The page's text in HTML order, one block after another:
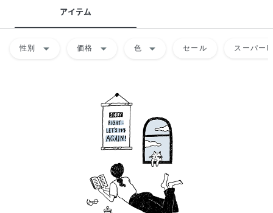
アイテム
性別 arrow_drop_down 価格 arrow_drop_down 色 arrow_drop_down セール スーパー